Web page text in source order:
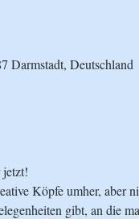
Darmstadt, Deutschland
Köpfe umher, aber
gibt, an die